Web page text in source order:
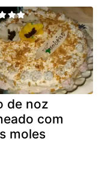
de noz
com
moles